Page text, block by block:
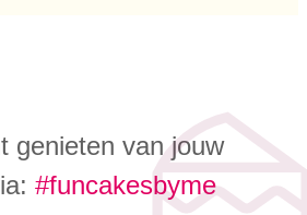
genieten van jouw
#funcakesbyme